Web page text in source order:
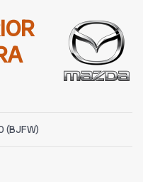
(BJFW)